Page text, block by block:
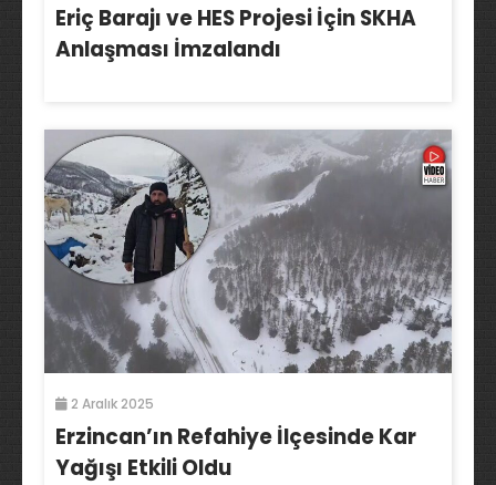
Eriç Barajı ve HES Projesi İçin SKHA
Anlaşması İmzalandı
2 Aralık 2025
Erzincan’ın Refahiye İlçesinde Kar
Yağışı Etkili Oldu